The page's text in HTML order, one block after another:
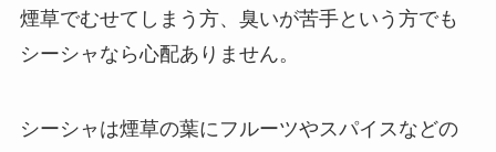
煙草でむせてしまう方、臭いが苦手という方でも
シーシャなら心配ありません。
シーシャは煙草の葉にフルーツやスパイスなどの